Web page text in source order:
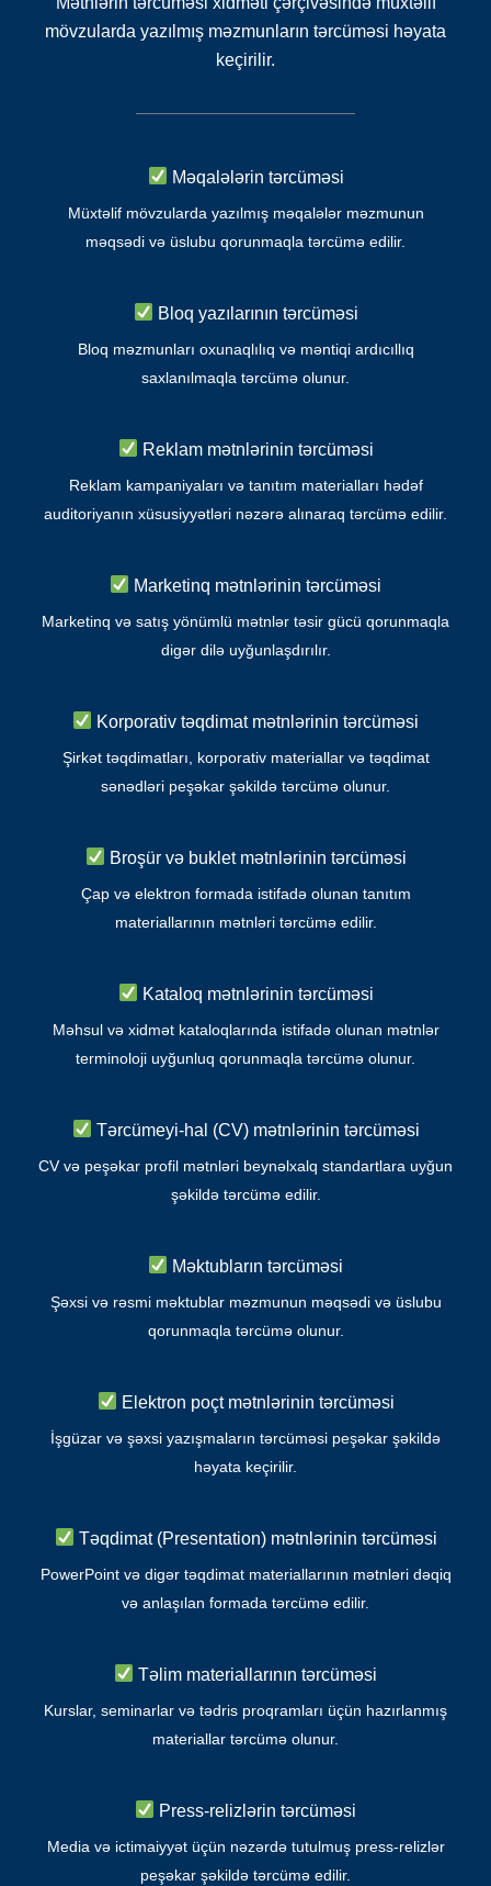
mövzularda yazılmış məzmunların tərcüməsi həyata
keçirilir.
Məqalələrin tərcüməsi
Müxtəlif mövzularda yazılmış məqalələr məzmunun
məqsədi və üslubu qorunmaqla tərcümə edilir.
Bloq yazılarının tərcüməsi
Bloq məzmunları oxunaqlılıq və məntiqi ardıcıllıq
saxlanılmaqla tərcümə olunur.
Reklam mətnlərinin tərcüməsi
Reklam kampaniyaları və tanıtım materialları hədəf
auditoriyanın xüsusiyyətləri nəzərə alınaraq tərcümə edilir.
Marketinq mətnlərinin tərcüməsi
Marketinq və satış yönümlü mətnlər təsir gücü qorunmaqla
digər dilə uyğunlaşdırılır.
Korporativ təqdimat mətnlərinin tərcüməsi
Şirkət təqdimatları, korporativ materiallar və təqdimat
sənədləri peşəkar şəkildə tərcümə olunur.
Broşür və buklet mətnlərinin tərcüməsi
Çap və elektron formada istifadə olunan tanıtım
materiallarının mətnləri tərcümə edilir.
Kataloq mətnlərinin tərcüməsi
Məhsul və xidmət kataloqlarında istifadə olunan mətnlər
terminoloji uyğunluq qorunmaqla tərcümə olunur.
Tərcümeyi-hal (CV) mətnlərinin tərcüməsi
CV və peşəkar profil mətnləri beynəlxalq standartlara uyğun
şəkildə tərcümə edilir.
Məktubların tərcüməsi
Şəxsi və rəsmi məktublar məzmunun məqsədi və üslubu
qorunmaqla tərcümə olunur.
Elektron poçt mətnlərinin tərcüməsi
İşgüzar və şəxsi yazışmaların tərcüməsi peşəkar şəkildə
həyata keçirilir.
Təqdimat (Presentation) mətnlərinin tərcüməsi
PowerPoint və digər təqdimat materiallarının mətnləri dəqiq
və anlaşılan formada tərcümə edilir.
Təlim materiallarının tərcüməsi
Kurslar, seminarlar və tədris proqramları üçün hazırlanmış
materiallar tərcümə olunur.
Press-relizlərin tərcüməsi
Media və ictimaiyyət üçün nəzərdə tutulmuş press-relizlər
peşəkar şəkildə tərcümə edilir.